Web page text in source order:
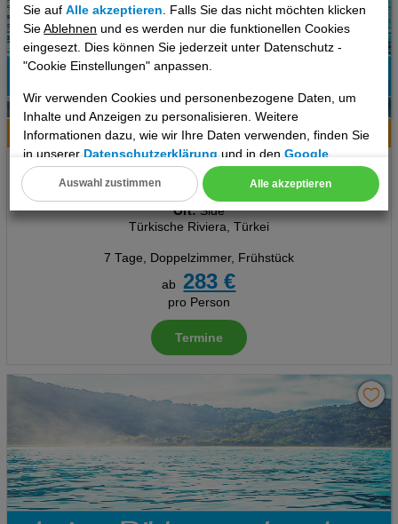
Sie aufAlle akzeptieren . Falls Sie das nicht möchten klicken
SieAblehnen und es werden nur die funktionellen Cookies
eingesezt. Dies können Sie jederzeit unter Datenschutz -
"Cookie Einstellungen" anpassen.
Wir verwenden Cookies und personenbezogene Daten, um
Inhalte und Anzeigen zu personalisieren. Weitere
Informationen dazu, wie wir Ihre Daten verwenden, finden Sie
in unsererDatenschutzerklärung und in denGoogle
Datenschutz- und Nutzungsbedingungen
Cookie Einstellungen
Technische Cookies
Erweiterte Einstellungen
Alle akzeptieren
Auswahl zustimmen
77%
Empfehlung
Hotelinfo Bilder Karte
Orient Apart Otel
Ort:Side
Türkische Riviera, Türkei
7 Tage, Doppelzimmer, Frühstück
ab
283 €
pro Person
Termine